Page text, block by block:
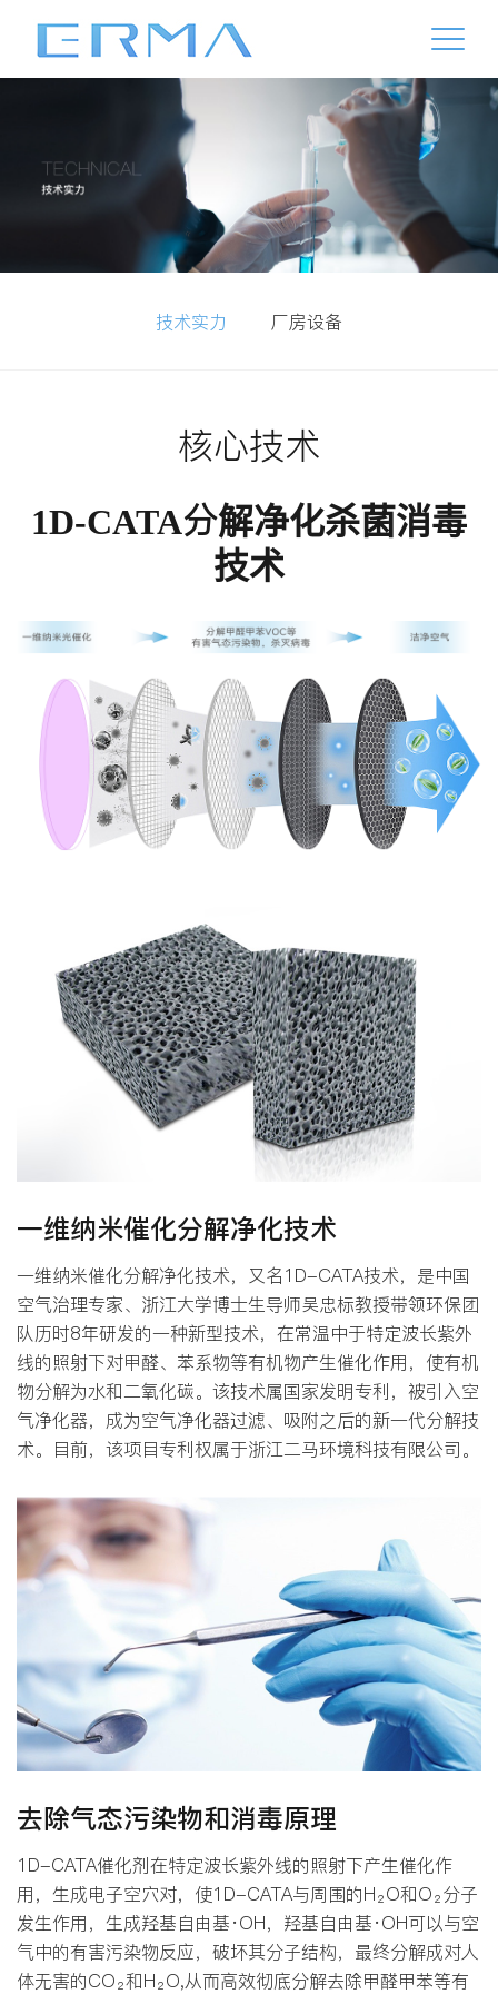
技术实力 厂房设备
核心技术
1D-CATA分解净化杀菌消毒
技术
一维纳米催化分解净化技术
一维纳米催化分解净化技术，又名1D-CATA技术，是中国
空气治理专家、浙江大学博士生导师吴忠标教授带领环保团
队历时8年研发的一种新型技术，在常温中于特定波长紫外
线的照射下对甲醛、苯系物等有机物产生催化作用，使有机
物分解为水和二氧化碳。该技术属国家发明专利，被引入空
气净化器，成为空气净化器过滤、吸附之后的新一代分解技
术。目前，该项目专利权属于浙江二马环境科技有限公司。
去除气态污染物和消毒原理
1D-CATA催化剂在特定波长紫外线的照射下产生催化作
用，生成电子空穴对，使1D-CATA与周围的H₂O和O₂分子
发生作用，生成羟基自由基·OH，羟基自由基·OH可以与空
气中的有害污染物反应，破坏其分子结构，最终分解成对人
体无害的CO₂和H₂O,从而高效彻底分解去除甲醛甲苯等有